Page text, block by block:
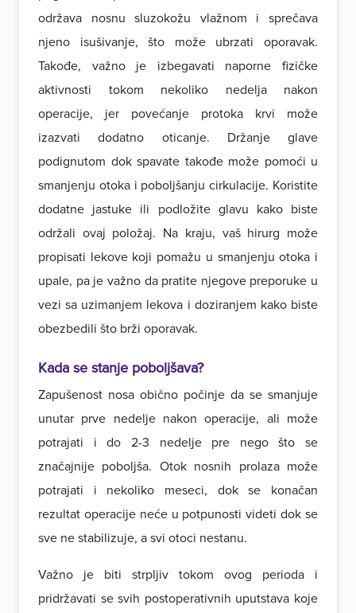
održava nosnu sluzokožu vlažnom i sprečava
njeno isušivanje, što može ubrzati oporavak.
Takođe, važno je izbegavati naporne fizičke
aktivnosti tokom nekoliko nedelja nakon
operacije, jer povećanje protoka krvi može
izazvati dodatno oticanje. Držanje glave
podignutom dok spavate takođe može pomoći u
smanjenju otoka i poboljšanju cirkulacije. Koristite
dodatne jastuke ili podložite glavu kako biste
održali ovaj položaj. Na kraju, vaš hirurg može
propisati lekove koji pomažu u smanjenju otoka i
upale, pa je važno da pratite njegove preporuke u
vezi sa uzimanjem lekova i doziranjem kako biste
obezbedili što brži oporavak.
Kada se stanje poboljšava?
Zapušenost nosa obično počinje da se smanjuje
unutar prve nedelje nakon operacije, ali može
potrajati i do 2-3 nedelje pre nego što se
značajnije poboljša. Otok nosnih prolaza može
potrajati i nekoliko meseci, dok se konačan
rezultat operacije neće u potpunosti videti dok se
sve ne stabilizuje, a svi otoci nestanu.
Važno je biti strpljiv tokom ovog perioda i
pridržavati se svih postoperativnih uputstava koje